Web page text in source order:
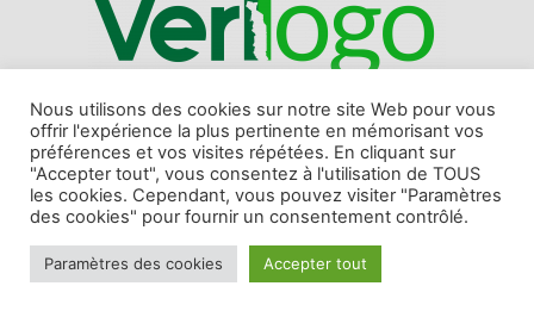
1er webmagazine sur l'environnement l'économie verte
et les ODD au Togo et en Afrique.
Nous utilisons des cookies sur notre site Web pour vous
offrir l'expérience la plus pertinente en mémorisant vos
préférences et vos visites répétées. En cliquant sur
"Accepter tout", vous consentez à l'utilisation de TOUS
les cookies. Cependant, vous pouvez visiter "Paramètres
des cookies" pour fournir un consentement contrôlé.
Paramètres des cookies Accepter tout